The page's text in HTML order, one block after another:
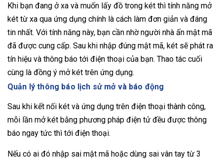
Khi bạn đang ở xa và muốn lấy đồ trong két thì tính năng mở
két từ xa qua ứng dụng chính là cách làm đơn giản và đáng
tin nhất. Với tính năng này, bạn cần nhờ người nhà ấn mật mã
đã được cung cấp. Sau khi nhập đúng mật mã, két sẽ phát ra
tín hiệu và thông báo tới điện thoại của bạn. Thao tác cuối
cùng là đồng ý mở két trên ứng dụng.
Quản lý thông báo lịch sử mở và báo động
Sau khi kết nối két và ứng dụng trên điện thoại thành công,
mỗi lần mở két bằng phương pháp điện tử đều được thông
báo ngay tức thì tới điện thoại.
Nếu có ai đó nhập sai mật mã hoặc dùng sai vân tay từ 3